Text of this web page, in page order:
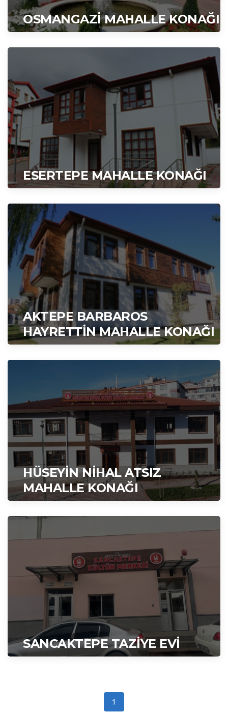
OSMANGAZİ MAHALLE KONAĞI
ESERTEPE MAHALLE KONAĞI
AKTEPE BARBAROS
HAYRETTİN MAHALLE KONAĞI
HÜSEYİN NİHAL ATSIZ
MAHALLE KONAĞI
SANCAKTEPE TAZİYE EVİ
1